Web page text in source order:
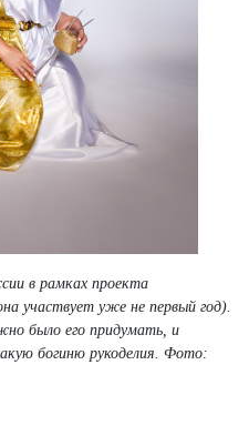
в рамках проекта
участвует уже не первый год).
было его придумать, и
богиню рукоделия. Фото: